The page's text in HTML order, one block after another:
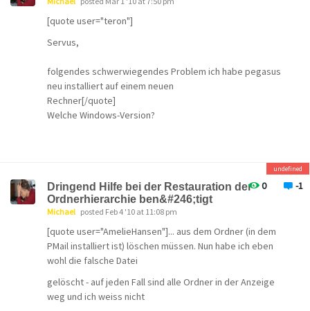
[quote user="teron"]
Servus,
folgendes schwerwiegendes Problem ich habe pegasus
neu installiert auf einem neuen
Rechner[/quote]
Welche Windows-Version?
0 -1
undefined
Dringend Hilfe bei der Restauration der
Ordnerhierarchie ben&#246;tigt
Michael posted Feb 4 '10 at 11:08 pm
[quote user="AmelieHansen"]... aus dem Ordner (in dem
PMail installiert ist) löschen müssen. Nun habe ich eben
wohl die falsche Datei
gelöscht - auf jeden Fall sind alle Ordner in der Anzeige
weg und ich weiss nicht